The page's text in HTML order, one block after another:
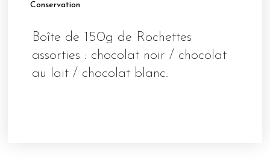
Conservation
Boîte de 150g de Rochettes
assorties : chocolat noir / chocolat
au lait / chocolat blanc.